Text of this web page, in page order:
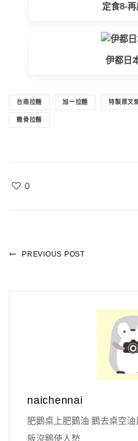
定食8-再
伊都日
台南拉麵 旭一拉麵 特製厚叉
雞骨拉麵
0
PREVIOUS POST
naichennai
肥鵝桌上肥鵝油 鵝去桌空
飯沒鵝使人愁